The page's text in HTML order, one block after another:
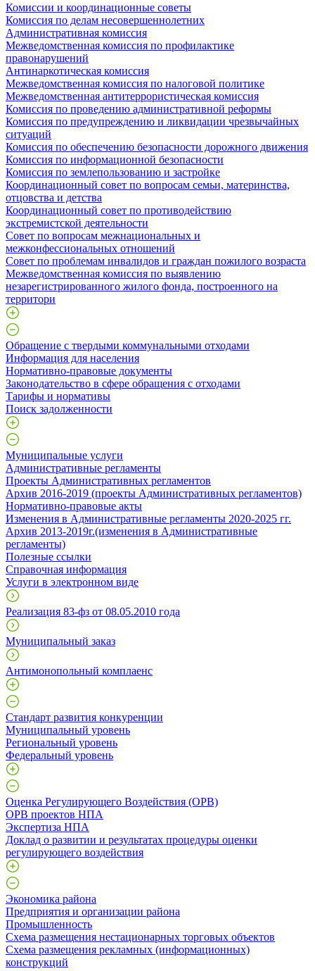
Комиссии и координационные советы
Комиссия по делам несовершеннолетних
Административная комиссия
Межведомственная комиссия по профилактике
правонарушений
Антинаркотическая комиссия
Межведомственная комиссия по налоговой политике
Межведомственная антитеррористическая комиссия
Комиссия по проведению административной реформы
Комиссия по предупреждению и ликвидации чрезвычайных
ситуаций
Комиссия по обеспечению безопасности дорожного движения
Комиссия по информационной безопасности
Комиссия по землепользованию и застройке
Координационный совет по вопросам семьи, материнства,
отцовства и детства
Координационный совет по противодействию
экстремистской деятельности
Совет по вопросам межнациональных и
межконфессиональных отношений
Совет по проблемам инвалидов и граждан пожилого возраста
Межведомственная комиссия по выявлению
незарегистрированного жилого фонда, построенного на
территори
Обращение с твердыми коммунальными отходами
Информация для населения
Нормативно-правовые документы
Законодательство в сфере обращения с отходами
Тарифы и нормативы
Поиск задолженности
Муниципальные услуги
Административные регламенты
Проекты Административных регламентов
Архив 2016-2019 (проекты Административных регламентов)
Нормативно-правовые акты
Изменения в Административные регламенты 2020-2025 гг.
Архив 2013-2019г.(изменения в Административные
регламенты)
Полезные ссылки
Справочная информация
Услуги в электронном виде
Реализация 83-фз от 08.05.2010 года
Муниципальный заказ
Антимонопольный комплаенс
Стандарт развития конкуренции
Муниципальный уровень
Региональный уровень
Федеральный уровень
Оценка Регулирующего Воздействия (ОРВ)
ОРВ проектов НПА
Экспертиза НПА
Доклад о развитии и результатах процедуры оценки
регулирующего воздействия
Экономика района
Предприятия и организации района
Промышленность
Схема размещения нестационарных торговых объектов
Схема размещения рекламных (информационных)
конструкций